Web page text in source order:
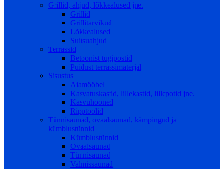
Grillid, ahjud, lõkkealused jne.
Grillid
Grillitarvikud
Lõkkealused
Suitsuahjud
Terrassid
Betoonist tugipostid
Puidust terrassimaterjal
Sisustus
Aiamööbel
Kasvatuskastid, lillekastid, lillepotid jne.
Kasvuhooned
Ripptoolid
Tünnisaunad, ovaalsaunad, kämpingud ja
kümblustünnid
Kümblustünnid
Ovaalsaunad
Tünnisaunad
Valmissaunad